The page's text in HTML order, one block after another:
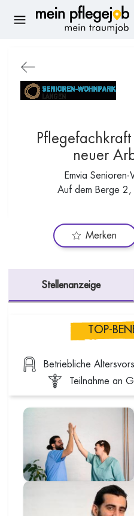
neuer
Emvia
Auf dem Berge
Merken
Stellenanzeige
TOP-
Betriebliche
Teilnahme an